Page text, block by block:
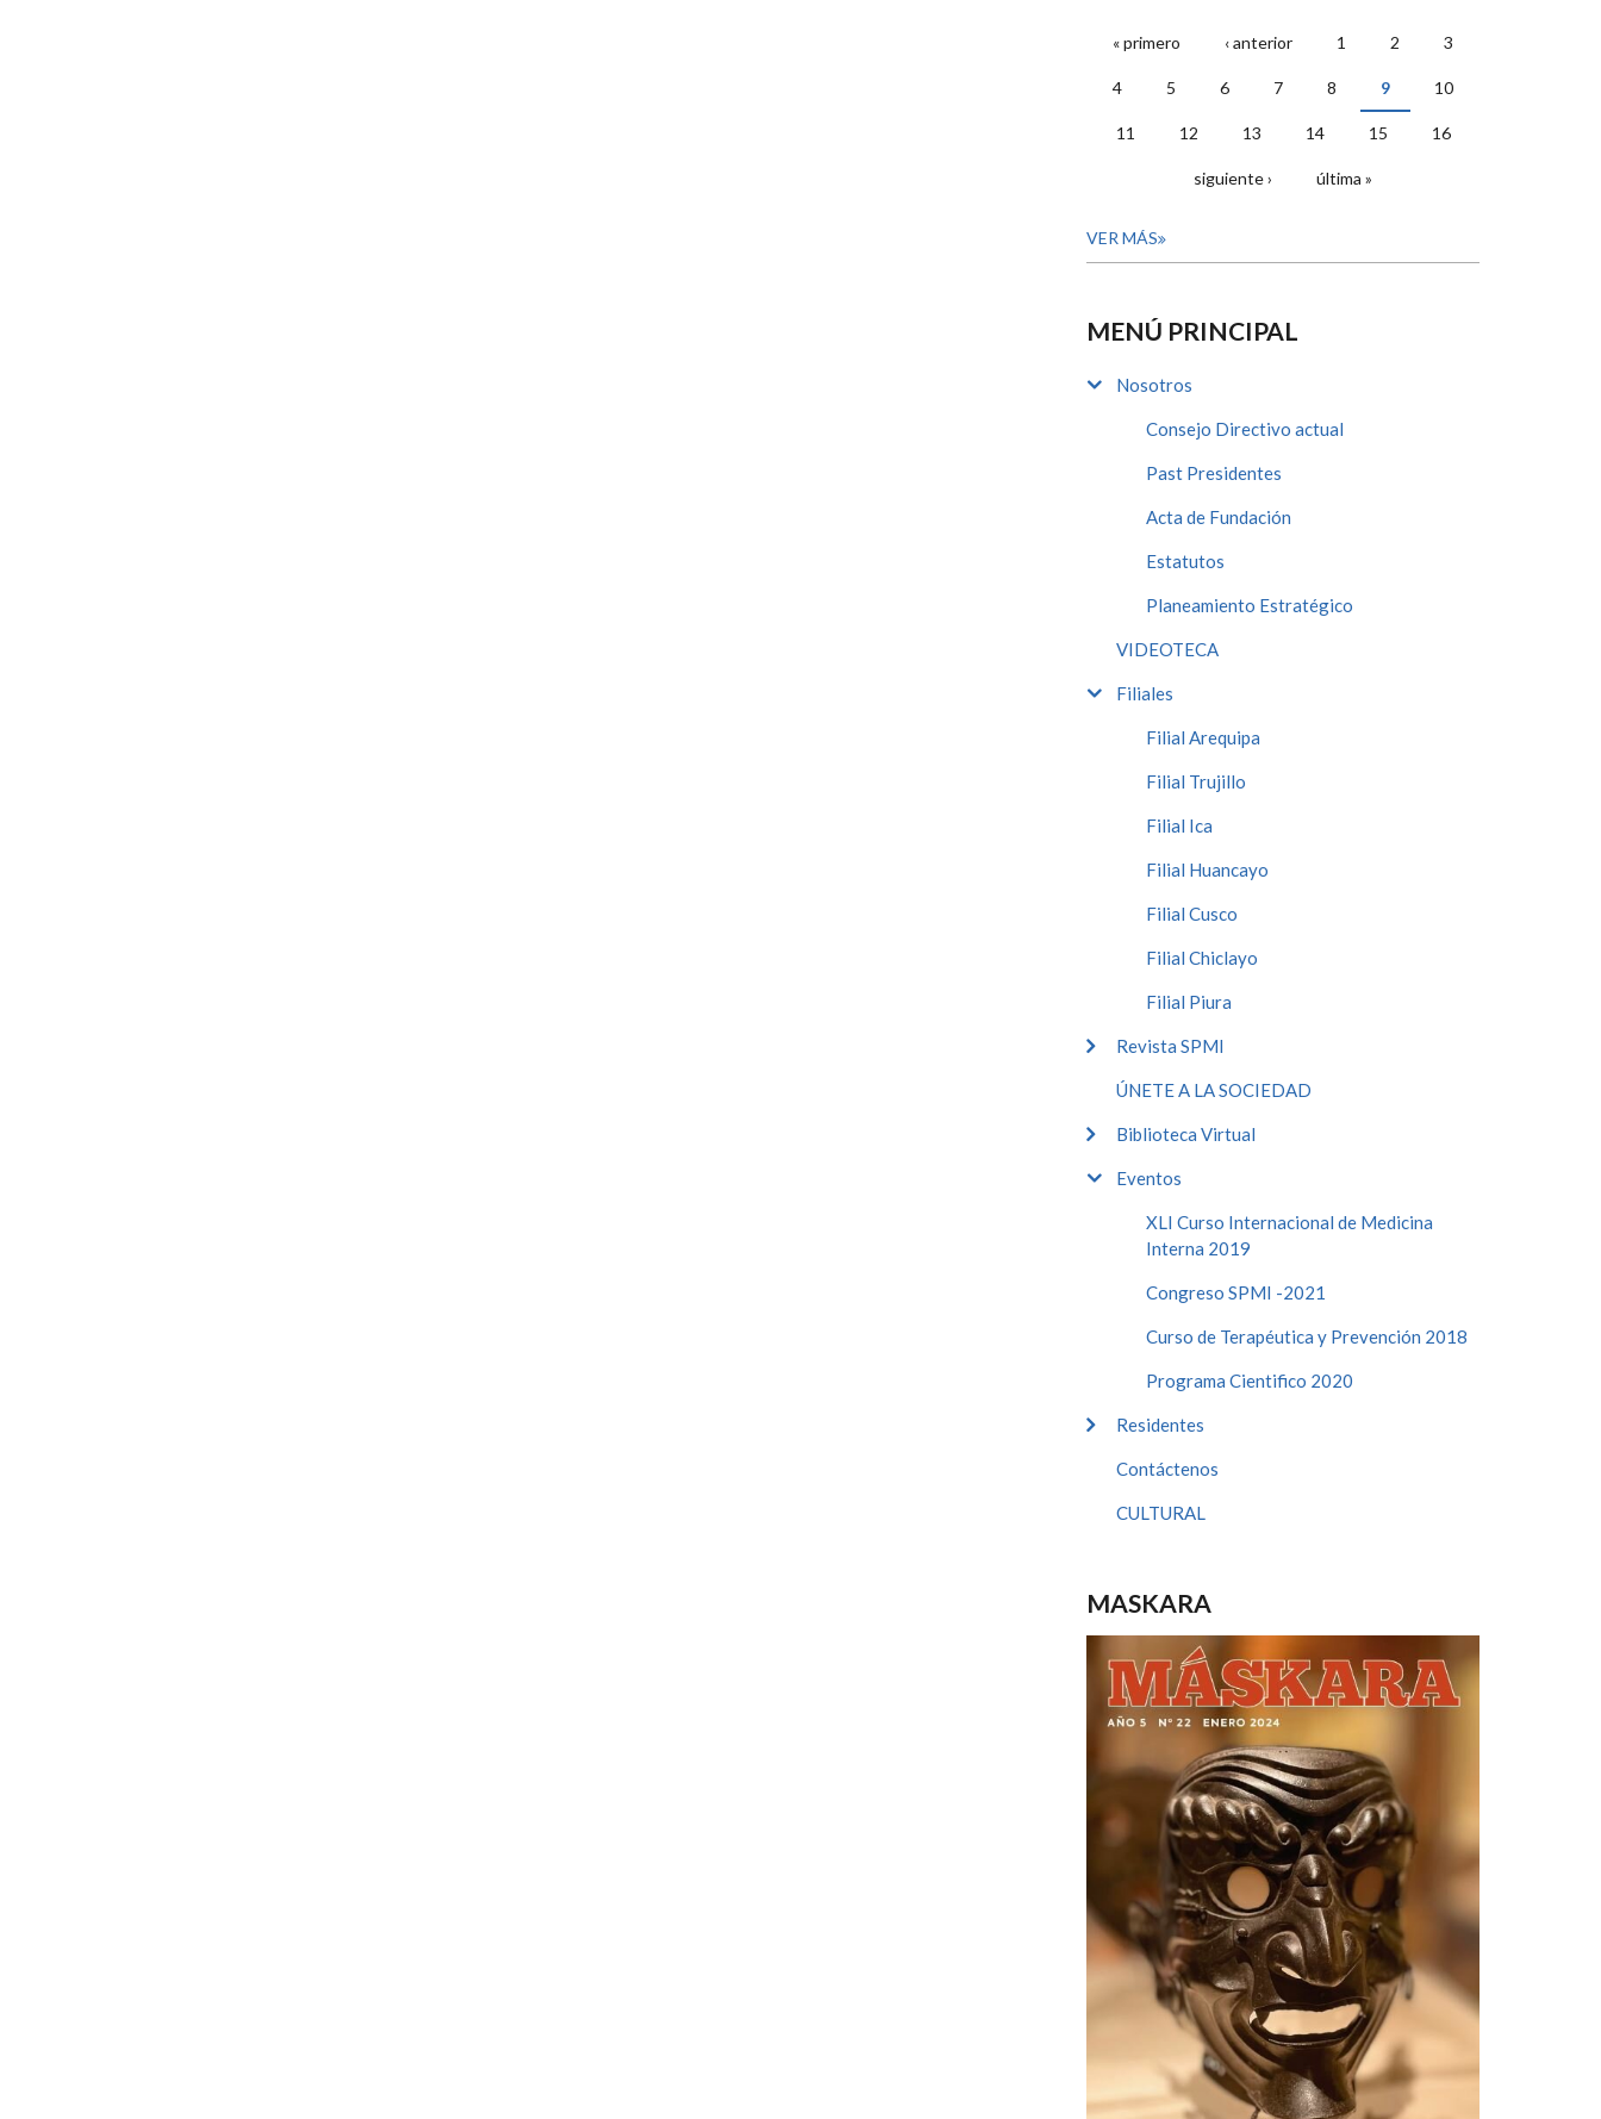
PÁGINAS
« primero ‹ anterior 1 2 3
4 5 6 7 8 9 10
11 12 13 14 15 16
siguiente › última »
VER MÁS
MENÚ PRINCIPAL
Nosotros
Consejo Directivo actual
Past Presidentes
Acta de Fundación
Estatutos
Planeamiento Estratégico
VIDEOTECA
Filiales
Filial Arequipa
Filial Trujillo
Filial Ica
Filial Huancayo
Filial Cusco
Filial Chiclayo
Filial Piura
Revista SPMI
ÚNETE A LA SOCIEDAD
Biblioteca Virtual
Eventos
XLI Curso Internacional de Medicina
Interna 2019
Congreso SPMI -2021
Curso de Terapéutica y Prevención 2018
Programa Cientifico 2020
Residentes
Contáctenos
CULTURAL
MASKARA